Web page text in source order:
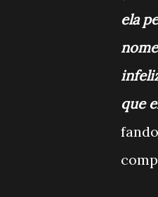
ela
que